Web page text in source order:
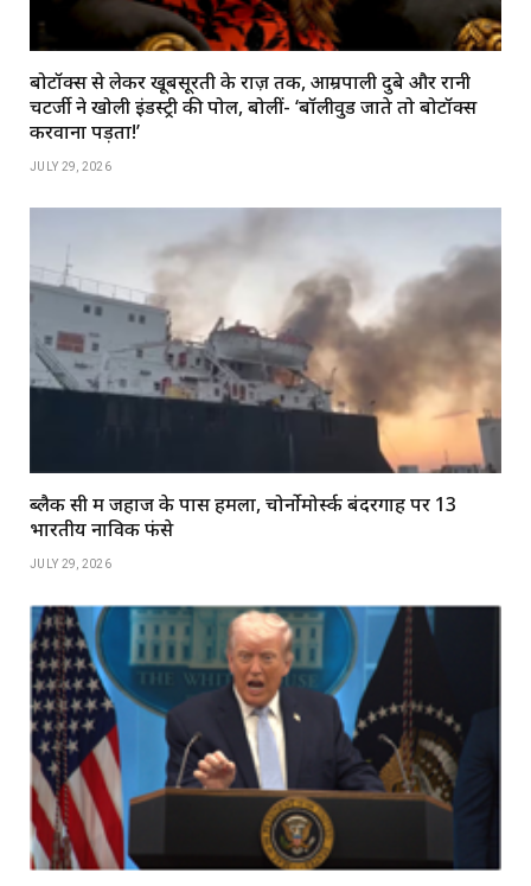
बोटॉक्स से लेकर खूबसूरती के राज़ तक, आम्रपाली दुबे और रानी
चटर्जी ने खोली इंडस्ट्री की पोल, बोलीं- ‘बॉलीवुड जाते तो बोटॉक्स
करवाना पड़ता!’
JULY 29, 2026
ब्लैक सी में जहाज के पास हमला, चोर्नोमोर्स्क बंदरगाह पर 13
भारतीय नाविक फंसे
JULY 29, 2026